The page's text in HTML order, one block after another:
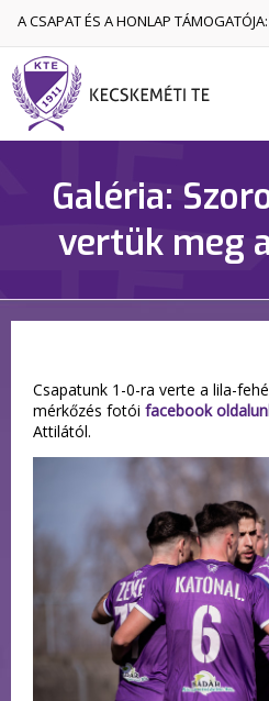
A CSAPAT ÉS A HONLAP TÁMOGATÓJA:
Galéria:
vertük meg
Csapatunk 1-0-ra verte a lila-
mérkőzés fotói facebook
Attilától.